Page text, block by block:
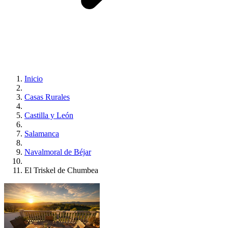
Inicio
Casas Rurales
Castilla y León
Salamanca
Navalmoral de Béjar
El Triskel de Chumbea